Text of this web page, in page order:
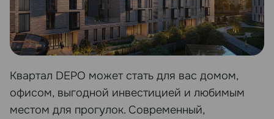
Квартал DEPO может стать для вас домом,
офисом, выгодной инвестицией и любимым
местом для прогулок. Современный,